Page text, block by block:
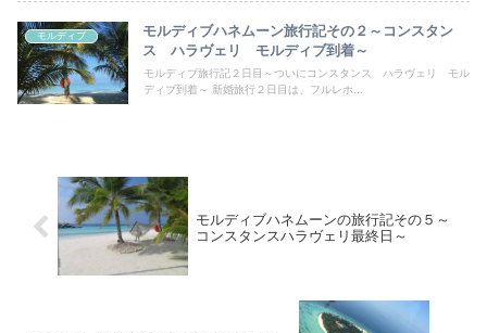
モルディブ
モルディブハネムーン旅行記その２～コンスタン
ス ハラヴェリ モルディブ到着～
モルディブ旅行記２日目～ついにコンスタンス ハラヴェリ モル
ディブ到着～ 新婚旅行２日目は、フルレホ...
モルディブハネムーンの旅行記その５～
コンスタンスハラヴェリ最終日～